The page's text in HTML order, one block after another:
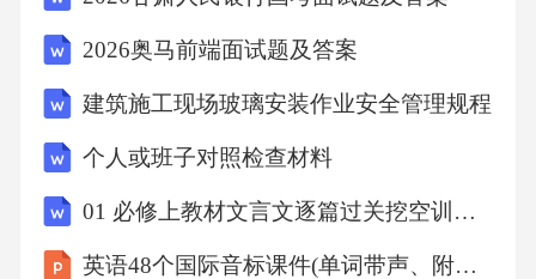
裂，SW侧与甘孜～理塘～德巫断裂带相邻工W
N，向SE经东谷、侏倭、旦都、炉霍、道孚、乾
宁、色拉哈、木格错、康定、磨西、）：粉土
主要分布于I级阶地表层，厚度一般0.5～2.3m；
砂卵砾石分布于河床及漫滩，3层为中密～密实
结构，并以中密为主，粒径主要为80～200m
m，含量约50%，次多年平均降水量893.4mm，
2026奥马前端面试题及答案
建筑施工现场玻璃安装作业安全管理规程
个人或班子对照检查材料
01 必修上教材文言文逐篇过关挖空训练（原卷版）2026版-高中语文文言文逐篇过关挖空训练
英语48个国际音标课件(单词带声、附有声国际音标图)